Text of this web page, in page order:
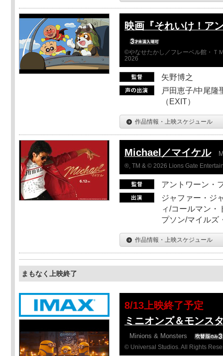
映画『それいけ！ア
©やなせたかし／フレーベル館・Ｔ
2026
矢野博之
戸田恵子/中尾隆
（EXIT）
作品情報・上映スケジュール
Michael／マイケル
®, TM & © 2026 Lions Gate
アントワーン・
ジャファー・ジ
ィ/コールマン・
プソン/マイルズ
作品情報・上映スケジュール
まもなく上映終了
8/13上映終了予定
ミニオンズ＆モンス
Minions & Monsters
© Universal Studios. All Rights